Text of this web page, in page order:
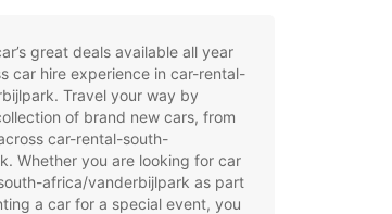
great deals available all year
car hire experience in car-rental-
Travel your way by
of brand new cars, from
car-rental-south-
Whether you are looking for car
africa/vanderbijlpark as part
a car for a special event, you